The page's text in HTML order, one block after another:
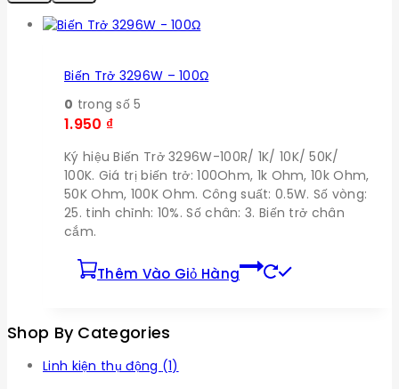
Biến Trở 3296W – 100Ω
0 trong số 5
1.950 ₫
Ký hiệu Biến Trở 3296W-100R/ 1K/ 10K/ 50K/
100K. Giá trị biến trở: 100Ohm, 1k Ohm, 10k Ohm,
50K Ohm, 100K Ohm. Công suất: 0.5W. Số vòng:
25. tinh chỉnh: 10%. Số chân: 3. Biến trở chân
cắm.
Thêm Vào Giỏ Hàng
Shop By Categories
Linh kiện thụ động (1)